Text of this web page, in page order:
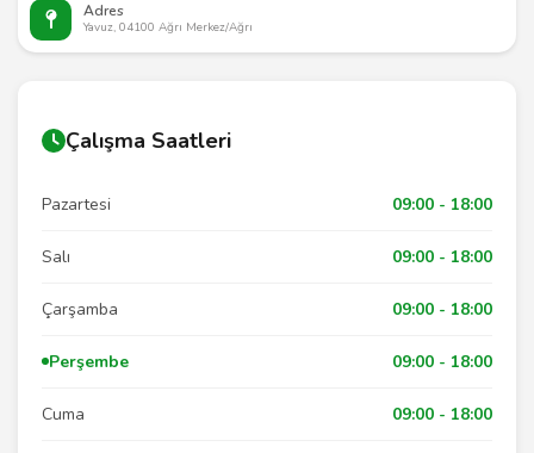
Adres
Yavuz, 04100 Ağrı Merkez/Ağrı
Çalışma Saatleri
Pazartesi 09:00 - 18:00
Salı 09:00 - 18:00
Çarşamba 09:00 - 18:00
Perşembe 09:00 - 18:00
Cuma 09:00 - 18:00